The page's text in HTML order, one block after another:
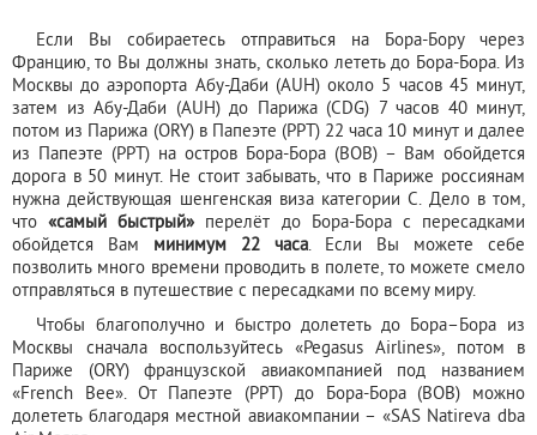
Если Вы собираетесь отправиться на Бора-Бору через
Францию, то Вы должны знать, сколько лететь до Бора-Бора. Из
Москвы до аэропорта Абу-Даби (AUH) около 5 часов 45 минут,
затем из Абу-Даби (AUH) до Парижа (CDG) 7 часов 40 минут,
потом из Парижа (ORY) в Папеэте (PPT) 22 часа 10 минут и далее
из Папеэте (PPT) на остров Бора-Бора (BOB) – Вам обойдется
дорога в 50 минут. Не стоит забывать, что в Париже россиянам
нужна действующая шенгенская виза категории C. Дело в том,
что«самый быстрый» перелёт до Бора-Бора с пересадками
обойдется Вам минимум 22 часа. Если Вы можете себе
позволить много времени проводить в полете, то можете смело
отправляться в путешествие с пересадками по всему миру.
Чтобы благополучно и быстро долететь до Бора–Бора из
Москвы сначала воспользуйтесь «Pegasus Airlines», потом в
Париже (ORY) французской авиакомпанией под названием
«French Bee». От Папеэте (PPT) до Бора-Бора (BOB) можно
долететь благодаря местной авиакомпании – «SAS Natireva dba